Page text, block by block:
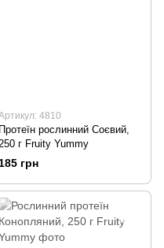
4810
Протеїн рослинний Соєвий,
г Fruity Yummy
грн